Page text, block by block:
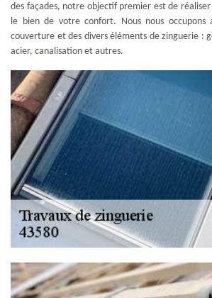
des façades, notre objectif premier est de
le bien de votre confort. Nous nous occupons
couverture et des divers éléments de zinguerie :
acier, canalisation et autres.